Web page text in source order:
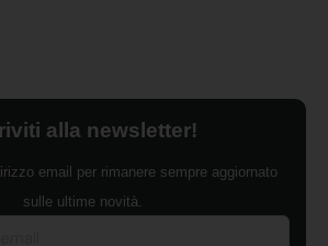
alla newsletter!
email per rimanere sempre aggiornato
sulle ultime novità.